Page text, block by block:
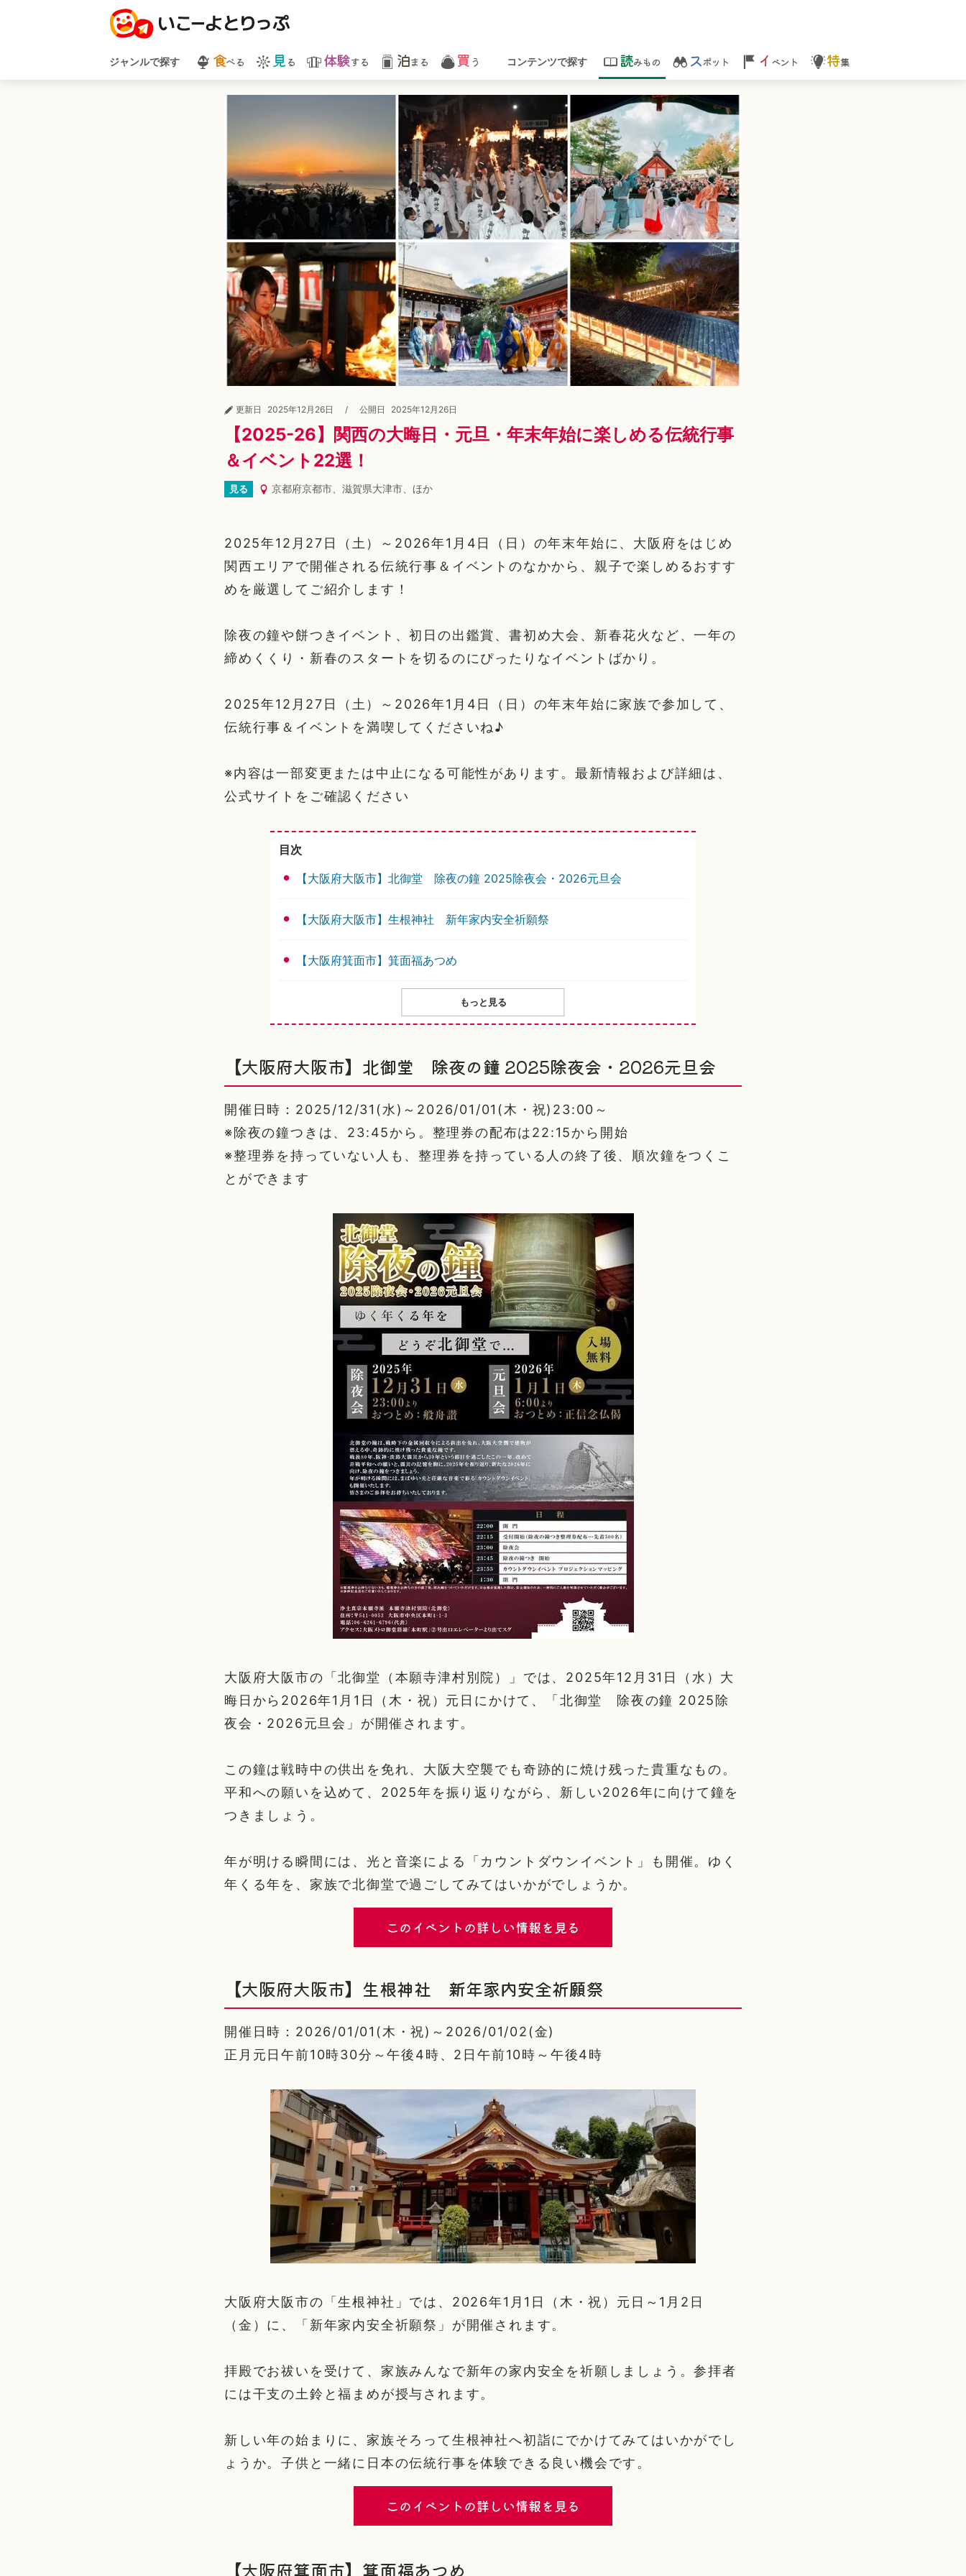
ジャンルで探す 食べる 見 る 体験する 泊まる 買 う コンテンツで探す 読みもの スポット イ ベント 特集
更新日 2025年12月26日 / 公開日 2025年12月26日
【2025-26】関西の大晦日・元旦・年末年始に楽しめる伝統行事
＆イベント22選！
見る 京都府京都市、滋賀県大津市、ほか
2025年12月27日（土）～2026年1月4日（日）の年末年始に、大阪府をはじめ
関西エリアで開催される伝統行事＆イベントのなかから、親子で楽しめるおすす
めを厳選してご紹介します！
除夜の鐘や餅つきイベント、初日の出鑑賞、書初め大会、新春花火など、一年の
締めくくり・新春のスタートを切るのにぴったりなイベントばかり。
2025年12月27日（土）～2026年1月4日（日）の年末年始に家族で参加して、
伝統行事＆イベントを満喫してくださいね♪
※内容は一部変更または中止になる可能性があります。最新情報および詳細は、
公式サイトをご確認ください
目次
【大阪府大阪市】北御堂 除夜の鐘 2025除夜会・2026元旦会
【大阪府大阪市】生根神社 新年家内安全祈願祭
【大阪府箕面市】箕面福あつめ
もっと見る
【大阪府大阪市】北御堂 除夜の鐘 2025除夜会・2026元旦会
開催日時：2025/12/31(水)～2026/01/01(木・祝)23:00～
※除夜の鐘つきは、23:45から。整理券の配布は22:15から開始
※整理券を持っていない人も、整理券を持っている人の終了後、順次鐘をつくこ
とができます
大阪府大阪市の「北御堂（本願寺津村別院）」では、2025年12月31日（水）大
晦日から2026年1月1日（木・祝）元日にかけて、「北御堂 除夜の鐘 2025除
夜会・2026元旦会」が開催されます。
この鐘は戦時中の供出を免れ、大阪大空襲でも奇跡的に焼け残った貴重なもの。
平和への願いを込めて、2025年を振り返りながら、新しい2026年に向けて鐘を
つきましょう。
年が明ける瞬間には、光と音楽による「カウントダウンイベント」も開催。ゆく
年くる年を、家族で北御堂で過ごしてみてはいかがでしょうか。
このイベントの詳しい情報を見る
【大阪府大阪市】生根神社 新年家内安全祈願祭
開催日時：2026/01/01(木・祝)～2026/01/02(金)
正月元日午前10時30分～午後4時、2日午前10時～午後4時
大阪府大阪市の「生根神社」では、2026年1月1日（木・祝）元日～1月2日
（金）に、「新年家内安全祈願祭」が開催されます。
拝殿でお祓いを受けて、家族みんなで新年の家内安全を祈願しましょう。参拝者
には干支の土鈴と福まめが授与されます。
新しい年の始まりに、家族そろって生根神社へ初詣にでかけてみてはいかがでし
ょうか。子供と一緒に日本の伝統行事を体験できる良い機会です。
このイベントの詳しい情報を見る
【大阪府箕面市】箕面福あつめ